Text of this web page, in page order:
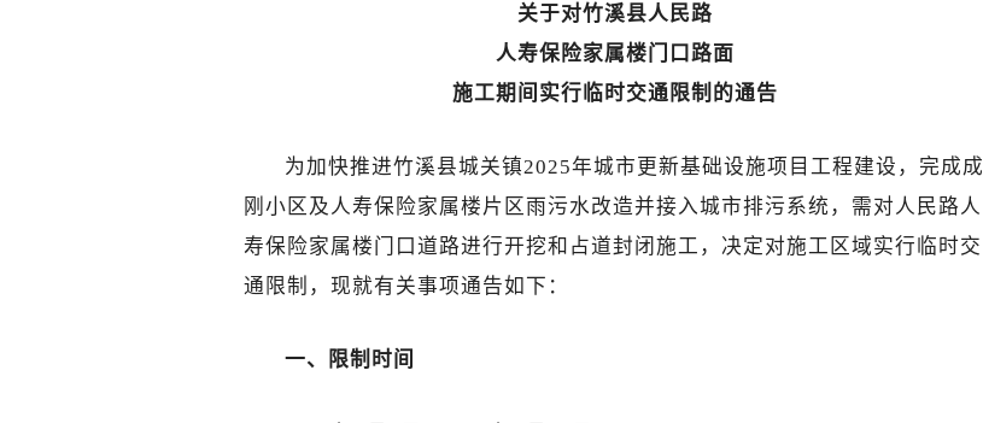
关于对竹溪县人民路
人寿保险家属楼门口路面
施工期间实行临时交通限制的通告
为加快推进竹溪县城关镇2025年城市更新基础设施项目工程建设，完成成
刚小区及人寿保险家属楼片区雨污水改造并接入城市排污系统，需对人民路人
寿保险家属楼门口道路进行开挖和占道封闭施工，决定对施工区域实行临时交
通限制，现就有关事项通告如下：
一、限制时间